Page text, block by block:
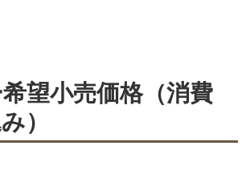
望小売価格（消費
）